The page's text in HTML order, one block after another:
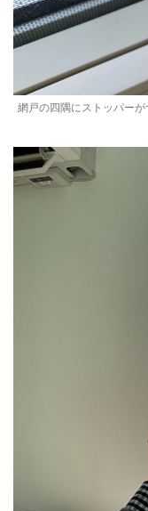
網戸の四隅にストッパー